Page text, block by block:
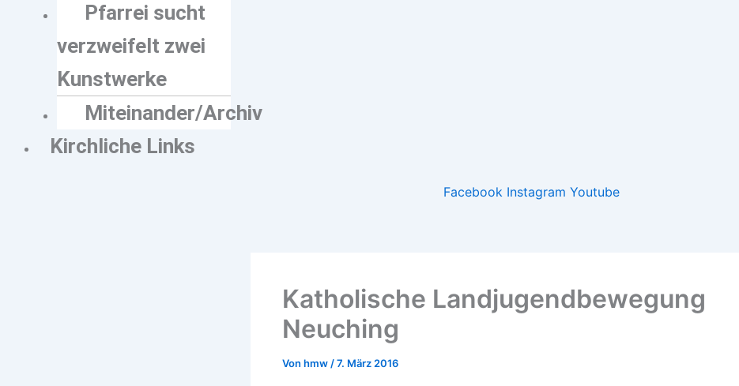
Pfarrei sucht
verzweifelt zwei
Kunstwerke
Miteinander/Archiv
Kirchliche Links
Facebook Instagram Youtube
Katholische Landjugendbewegung
Neuching
Von hmw /7. März 2016